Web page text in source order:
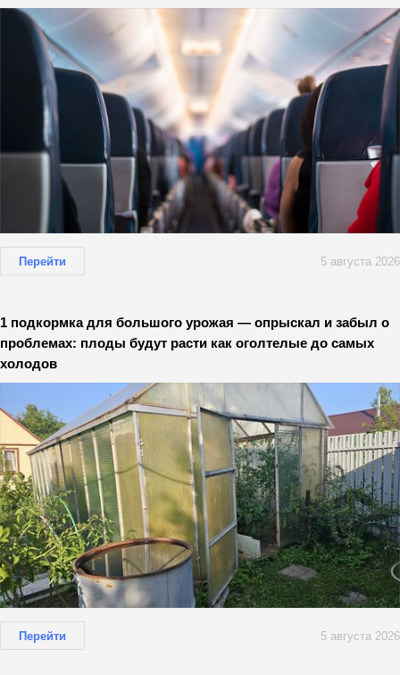
Перейти 5 августа 2026
1 подкормка для большого урожая — опрыскал и забыл о
проблемах: плоды будут расти как оголтелые до самых
холодов
Перейти 5 августа 2026